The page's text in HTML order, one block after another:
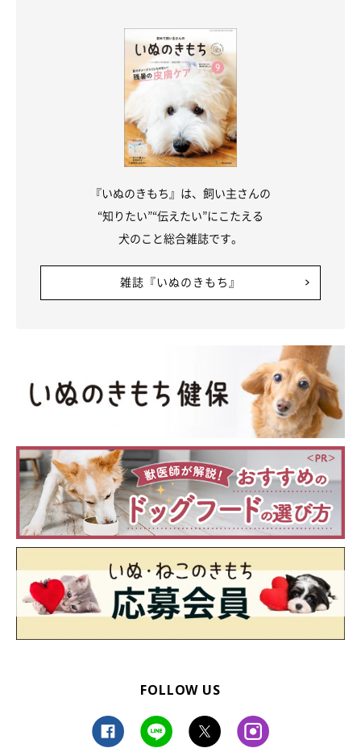
『いぬのきもち』は、飼い主さんの
“知りたい”“伝えたい”にこたえる
犬のこと総合雑誌です。
雑誌『いぬのきもち』
FOLLOW US